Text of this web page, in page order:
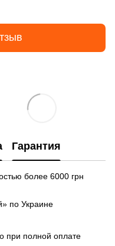
Гарантия
более 6000 грн
по Украине
при полной оплате